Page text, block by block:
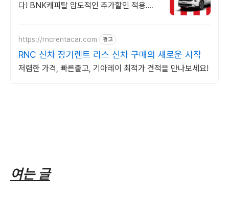
다! BNK캐피탈 압도적인 추가할인 적용.
https://rncrentacar.com 광고
RNC 신차 장기렌트 리스 신차 구매의 새로운 시작
저렴한 가격, 빠른출고, 기아레이 최적가 견적을 만나보세요!
여는 글